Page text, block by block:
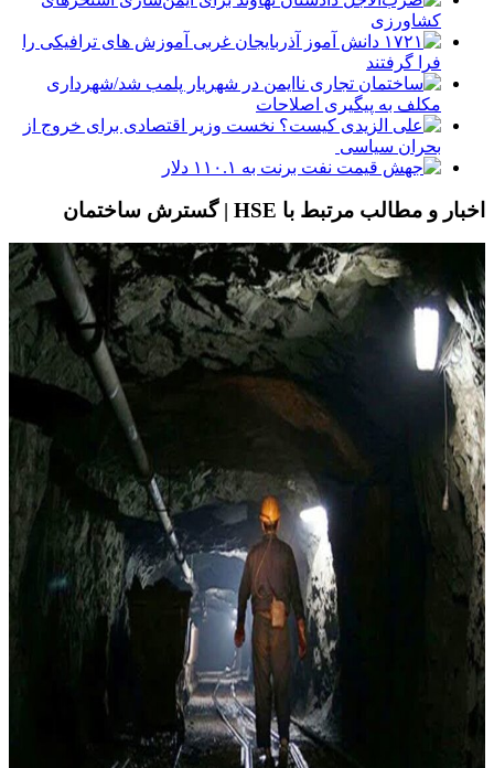
کشاورزی
۱۷۲۱ دانش آموز آذربایجان غربی آموزش های ترافیکی را
فرا گرفتند
ساختمان تجاری ناایمن در شهریار پلمب شد/شهرداری
مکلف به پیگیری اصلاحات
علی الزیدی کیست؟ نخست وزیر اقتصادی برای خروج از
بحران سیاسی
جهش قیمت نفت برنت به ۱۱۰.۱ دلار
اخبار و مطالب مرتبط با HSE | گسترش ساختمان